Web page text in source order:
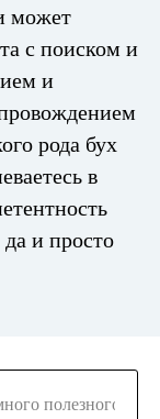
может
с поиском и
и
рода бух
в
и просто